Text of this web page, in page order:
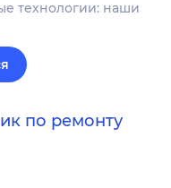
технологии: наши
по ремонту